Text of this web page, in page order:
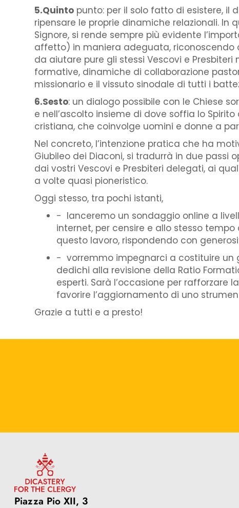
5.Quinto punto: per il solo fatto di esistere,
ripensare le proprie dinamiche relazionali. In
Signore, si rende sempre più evidente
affetto) in maniera adeguata, riconoscendo
da aiutare pure gli stessi Vescovi e
formative, dinamiche di collaborazione
missionario e il vissuto sinodale di tutti i
6.Sesto: un dialogo possibile con le Chiese
e nell’ascolto insieme di dove soffia lo
cristiana, che coinvolge uomini e donne a
Nel concreto, l’intenzione pratica che ha
Giubileo dei Diaconi, si tradurrà in due
dai vostri Vescovi e Presbiteri delegati, ai
a volte quasi pioneristico.
Oggi stesso, tra pochi istanti,
- lanceremo un sondaggio online a
internet, per censire e allo stesso
questo lavoro, rispondendo con
- vorremmo impegnarci a costituire un
dedichi alla revisione della Ratio
esperti. Sarà l’occasione per rafforzare
favorire l’aggiornamento di uno
Grazie a tutti e a presto!
Piazza Pio XII, 3